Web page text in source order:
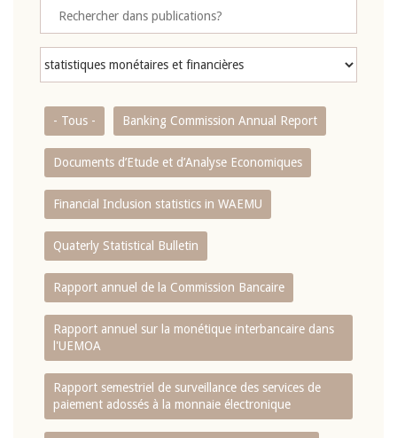
- Tous - Banking Commission Annual Report
Documents d’Etude et d’Analyse Economiques
Financial Inclusion statistics in WAEMU
Quaterly Statistical Bulletin
Rapport annuel de la Commission Bancaire
Rapport annuel sur la monétique interbancaire dans
l'UEMOA
Rapport semestriel de surveillance des services de
paiement adossés à la monnaie électronique